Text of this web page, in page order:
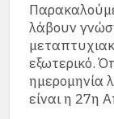
λάβουν
εξωτερικό.
ημερομηνία
είναι η 27η